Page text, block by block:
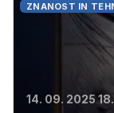
ZNANOST IN
14. 09. 2025